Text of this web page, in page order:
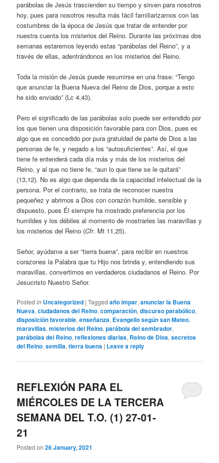
parábolas de Jesús trascienden su tiempo y sirven para nosotros
hoy, pues para nosotros resulta más fácil familiarizarnos con las
costumbres de la época de Jesús que tratar de entender por
nuestra cuenta los misterios del Reino. Durante las próximas dos
semanas estaremos leyendo estas “parábolas del Reino”, y a
través de ellas, adentrándonos en los misterios del Reino.
Toda la misión de Jesús puede resumirse en una frase: “Tengo
que anunciar la Buena Nueva del Reino de Dios, porque a esto
he sido enviado” (Lc 4,43).
Pero el significado de las parábolas solo puede ser entendido por
los que tienen una disposición favorable para con Dios, pues es
algo que es concedido por pura gratuidad de parte de Dios a las
personas de fe, y negado a los “autosuficientes”. Así, el que
tiene fe entenderá cada día más y más de los misterios del
Reino, y al que no tiene fe, “aun lo que tiene se le quitará”
(13,12). No es algo que dependa de la capacidad intelectual de la
persona. Por el contrario, se trata de reconocer nuestra
pequeñez y abrirnos a Dios con corazón humilde, sensible y
dispuesto, pues Él siempre ha mostrado preferencia por los
humildes y los débiles al momento de mostrarles las maravillas y
los misterios del Reino (Cfr. Mt 11,25).
Señor, ayúdame a ser “tierra buena”, para recibir en nuestros
corazones la Palabra que tu Hijo nos brinda y, entendiendo sus
maravillas, convertirnos en verdaderos ciudadanos el Reino. Por
Jesucristo Nuestro Señor.
Posted in Uncategorized |Tagged año impar,anunciar la Buena
Nueva,ciudadanos del Reino,comparación,discurso parabólico,
disposición favorable,enseñanza, Evangelio según san Mateo,
maravillas,misterios del Reino,parábola del sembrador,
parábolas del Reino,reflexiones diarias, Reino de Dios,secretos
del Reino,semilla,tierra buena | Leave a reply
REFLEXIÓN PARA EL
MIÉRCOLES DE LA TERCERA
SEMANA DEL T.O. (1) 27-01-
21
Posted on26 January, 2021